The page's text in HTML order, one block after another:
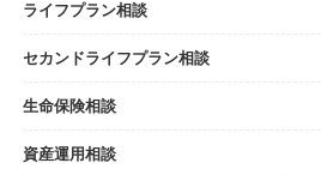
生命保険見直し相談会in埼玉県さいたま市
6/2,9,16
会場：川口総合文化センター
6/24,7/1
生命保険見直し相談会in埼玉県富士見市
ライフプラン相談
セカンドライフプラン相談
生命保険相談
資産運用相談